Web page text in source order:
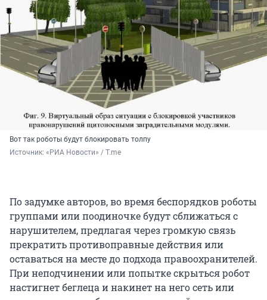
Вот так роботы будут блокировать толпу
Источник: «РИА Новости» / T.me
По задумке авторов, во время беспорядков роботы
группами или поодиночке будут сближаться с
нарушителем, предлагая через громкую связь
прекратить противоправные действия или
оставаться на месте до подхода правоохранителей.
При неподчинении или попытке скрыться робот
настигнет беглеца и накинет на него сеть или